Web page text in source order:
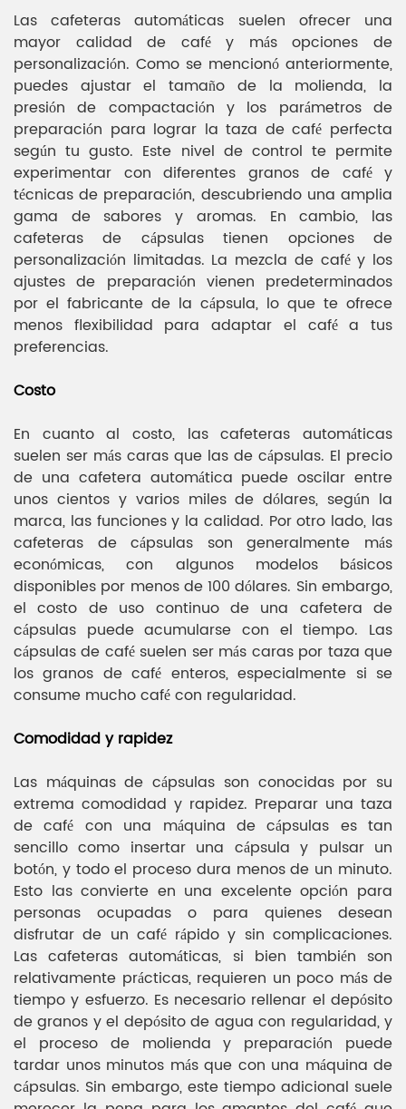
Las cafeteras automáticas suelen ofrecer una
mayor calidad de café y más opciones de
personalización. Como se mencionó anteriormente,
puedes ajustar el tamaño de la molienda, la
presión de compactación y los parámetros de
preparación para lograr la taza de café perfecta
según tu gusto. Este nivel de control te permite
experimentar con diferentes granos de café y
técnicas de preparación, descubriendo una amplia
gama de sabores y aromas. En cambio, las
cafeteras de cápsulas tienen opciones de
personalización limitadas. La mezcla de café y los
ajustes de preparación vienen predeterminados
por el fabricante de la cápsula, lo que te ofrece
menos flexibilidad para adaptar el café a tus
preferencias.
Costo
En cuanto al costo, las cafeteras automáticas
suelen ser más caras que las de cápsulas. El precio
de una cafetera automática puede oscilar entre
unos cientos y varios miles de dólares, según la
marca, las funciones y la calidad. Por otro lado, las
cafeteras de cápsulas son generalmente más
económicas, con algunos modelos básicos
disponibles por menos de 100 dólares. Sin embargo,
el costo de uso continuo de una cafetera de
cápsulas puede acumularse con el tiempo. Las
cápsulas de café suelen ser más caras por taza que
los granos de café enteros, especialmente si se
consume mucho café con regularidad.
Comodidad y rapidez
Las máquinas de cápsulas son conocidas por su
extrema comodidad y rapidez. Preparar una taza
de café con una máquina de cápsulas es tan
sencillo como insertar una cápsula y pulsar un
botón, y todo el proceso dura menos de un minuto.
Esto las convierte en una excelente opción para
personas ocupadas o para quienes desean
disfrutar de un café rápido y sin complicaciones.
Las cafeteras automáticas, si bien también son
relativamente prácticas, requieren un poco más de
tiempo y esfuerzo. Es necesario rellenar el depósito
de granos y el depósito de agua con regularidad, y
el proceso de molienda y preparación puede
tardar unos minutos más que con una máquina de
cápsulas. Sin embargo, este tiempo adicional suele